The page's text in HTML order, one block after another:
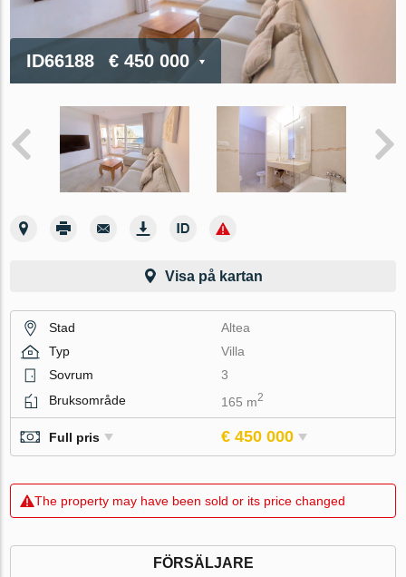
ID66188 € 450 000
Visa på kartan
Stad
Altea
Typ
Villa
Sovrum
3
Bruksområde
165 m2
Full pris € 450 000
The property may have been sold or its price changed
FÖRSÄLJARE